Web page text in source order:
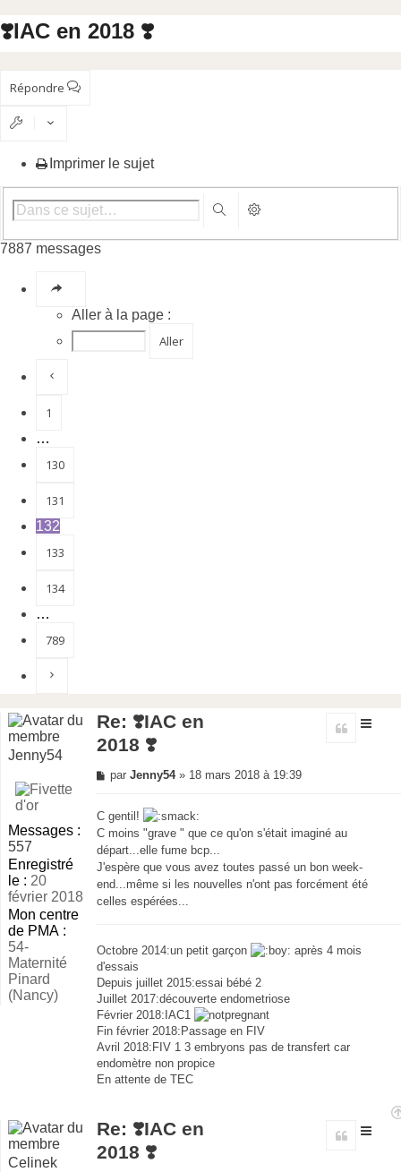
❣️IAC en 2018 ❣️
Répondre
Imprimer le sujet
RechercherRecherche avancée
7887 messages
Aller à la page :
1
…
130
131
132
133
134
…
789
Jenny54
Messages :
557
Enregistré
le : 20
février 2018
Mon centre
de PMA :
54-
Maternité
Pinard
(Nancy)
Re: ❣️IAC en
2018 ❣️
Citer
Message
par Jenny54» 18 mars 2018 à 19:39
C gentil!
C moins "grave " que ce qu'on s'était imaginé au
départ...elle fume bcp...
J'espère que vous avez toutes passé un bon week-
end...même si les nouvelles n'ont pas forcément été
celles espérées...
Octobre 2014:un petit garçon
après 4 mois
d'essais
Depuis juillet 2015:essai bébé 2
Juillet 2017:découverte endometriose
Février 2018:IAC1
Fin février 2018:Passage en FIV
Avril 2018:FIV 1 3 embryons pas de transfert car
endomètre non propice
En attente de TEC
Celinek
Re: ❣️IAC en
2018 ❣️
Citer